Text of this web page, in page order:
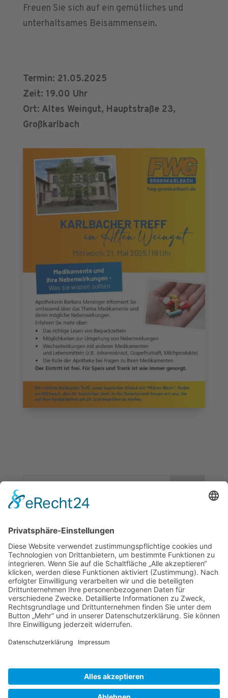
Freuen Sie sich auf ein gemütliches und
unterhaltsames Beisammensein.
Termin: 21.05.2025
Zeit: 19.00 Uhr
Ort: Altes Weingut, Hauptstraße 23,
Großkarlbach
Spielplatzfest der FWG | 21.06.2026
2. Karlbacher Treff | 19.05.2026
1. Karlbacher Treff | 14.04.2026
4. Karlbacher Treff | 15.10.25
3. Karlbacher Treff | 1.10.25
IMPRESSUM